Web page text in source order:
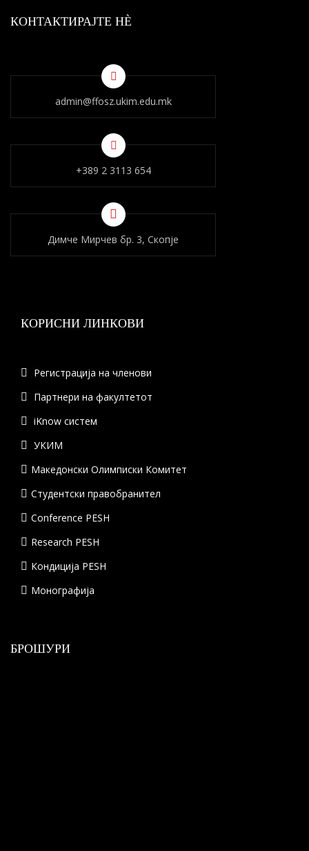
КОНТАКТИРАЈТЕ НÈ
admin@ffosz.ukim.edu.mk
+389 2 3113 654
Димче Мирчев бр. 3, Скопје
КОРИСНИ ЛИНКОВИ
Регистрација на членови
Партнери на факултетот
iKnow систем
УКИМ
Македонски Олимписки Комитет
Студентски правобранител
Conference PESH
Research PESH
Кондиција PESH
Монографија
БРОШУРИ